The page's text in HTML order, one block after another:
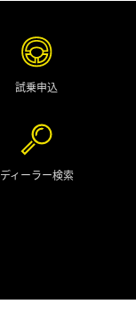
試乗申込
ディーラー検索